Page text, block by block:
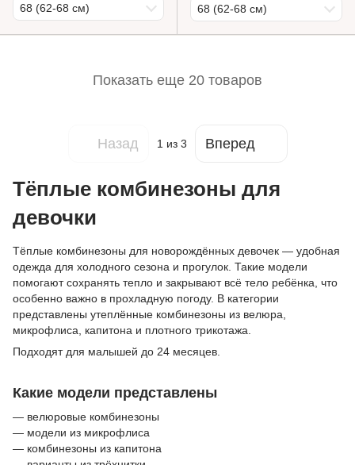
68 (62-68 см) 68 (62-68 см)
Показать еще 20 товаров
Назад 1 из 3 Вперед
Тёплые комбинезоны для
девочки
Тёплые комбинезоны для новорождённых девочек — удобная
одежда для холодного сезона и прогулок. Такие модели
помогают сохранять тепло и закрывают всё тело ребёнка, что
особенно важно в прохладную погоду. В категории
представлены утеплённые комбинезоны из велюра,
микрофлиса, капитона и плотного трикотажа.
Подходят для малышей до 24 месяцев.
Какие модели представлены
— велюровые комбинезоны
— модели из микрофлиса
— комбинезоны из капитона